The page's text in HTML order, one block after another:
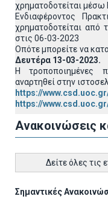
χρηματοδοτείται
Ενδιαφέροντος
χρηματοδοτείται από
στις 06-03-2023
Οπότε μπορείτε να
Δευτέρα 13-03-2023.
Η τροποποιημένες
αναρτηθεί στην
https://
https://
Ανακοινώσεις
Δείτε όλες τις
Σημαντικές